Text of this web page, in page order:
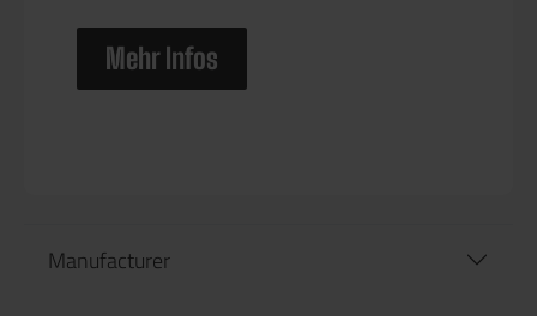
Mehr Infos
Manufacturer